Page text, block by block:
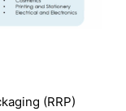
(RRP)